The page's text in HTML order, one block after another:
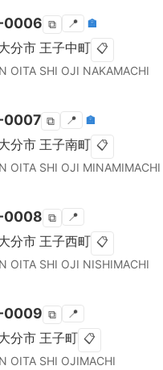
0006 ⧉ 📍 🏣
分市王子中町 📋
OITA SHI OJI NAKAMACHI
0007 ⧉ 📍 🏣
分市王子南町 📋
OITA SHI OJI MINAMIMACHI
0008 ⧉ 📍
分市王子西町 📋
OITA SHI OJI NISHIMACHI
0009 ⧉ 📍
分市王子町 📋
OITA SHI OJIMACHI